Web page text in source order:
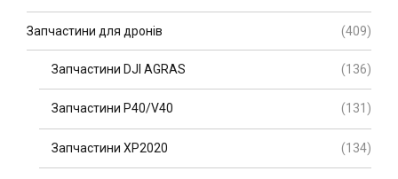
Запчастини для дронів (409)
Запчастини DJI AGRAS (136)
Запчастини P40/V40 (131)
Запчастини XP2020 (134)